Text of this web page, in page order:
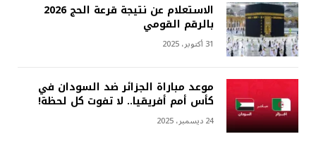
الاستعلام عن نتيجة قرعة الحج 2026
بالرقم القومي
31 أكتوبر، 2025
موعد مباراة الجزائر ضد السودان في
كأس أمم أفريقيا.. لا تفوت كل لحظة!
24 ديسمبر، 2025